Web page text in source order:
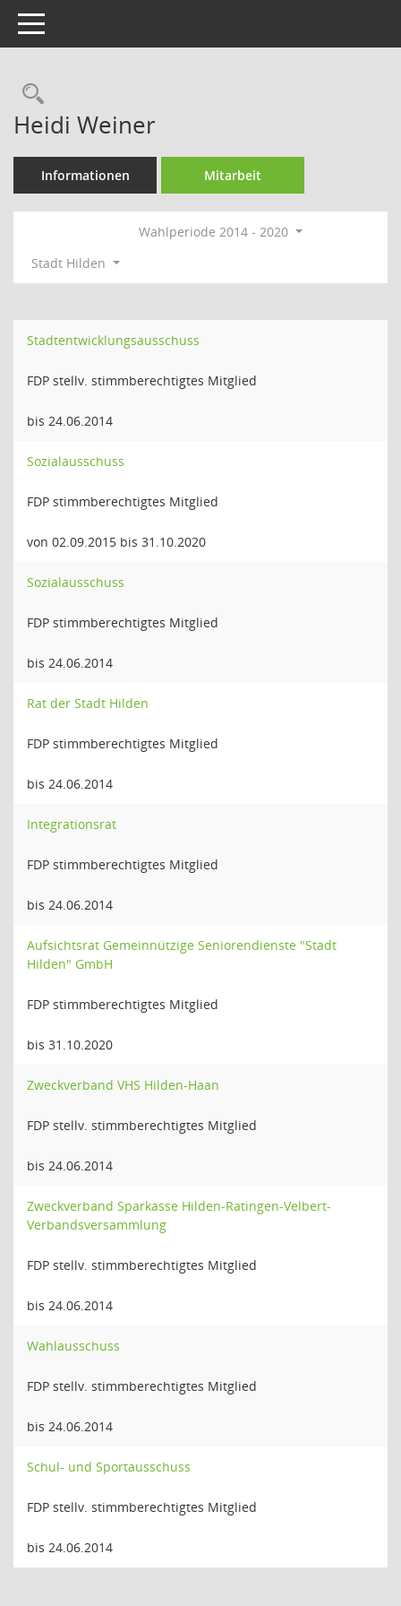
Toggle navigation
Rechercheauswahl
Heidi Weiner
Informationen Mitarbeit
Wahlperiode 2014 - 2020
Stadt Hilden
Stadtentwicklungsausschuss
FDP stellv. stimmberechtigtes Mitglied
bis 24.06.2014
Sozialausschuss
FDP stimmberechtigtes Mitglied
von 02.09.2015 bis 31.10.2020
Sozialausschuss
FDP stimmberechtigtes Mitglied
bis 24.06.2014
Rat der Stadt Hilden
FDP stimmberechtigtes Mitglied
bis 24.06.2014
Integrationsrat
FDP stimmberechtigtes Mitglied
bis 24.06.2014
Aufsichtsrat Gemeinnützige Seniorendienste "Stadt
Hilden" GmbH
FDP stimmberechtigtes Mitglied
bis 31.10.2020
Zweckverband VHS Hilden-Haan
FDP stellv. stimmberechtigtes Mitglied
bis 24.06.2014
Zweckverband Sparkasse Hilden-Ratingen-Velbert-
Verbandsversammlung
FDP stellv. stimmberechtigtes Mitglied
bis 24.06.2014
Wahlausschuss
FDP stellv. stimmberechtigtes Mitglied
bis 24.06.2014
Schul- und Sportausschuss
FDP stellv. stimmberechtigtes Mitglied
bis 24.06.2014